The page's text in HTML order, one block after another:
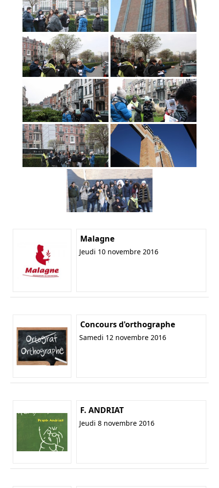
Malagne
Jeudi 10 novembre 2016
Concours d'orthographe
Samedi 12 novembre 2016
F. ANDRIAT
Jeudi 8 novembre 2016